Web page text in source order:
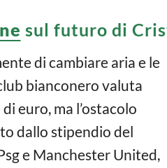
sul futuro di
di cambiare aria e le
bianconero valuta
euro, ma l’ostacolo
dallo stipendio del
e Manchester United,